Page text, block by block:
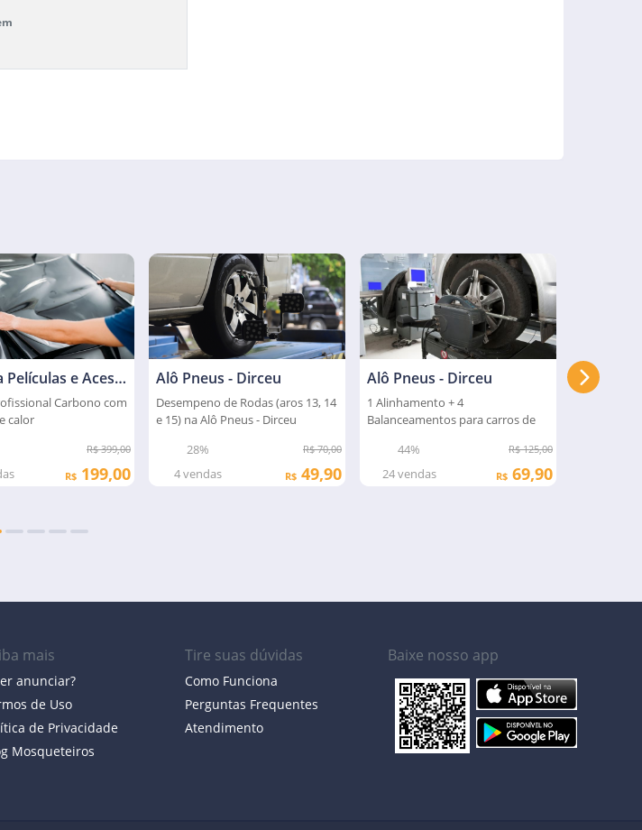
Teresina Películas e Acessórios
Carbono com
calor
R$ 399,00
R$ 199,00
Alô Pneus - Dirceu
Desempeno de Rodas (aros 13, 14
e 15) na Alô Pneus - Dirceu
28%
R$ 70,00
4vendas R$ 49,90
Alô Pneus - Dirceu
1 Alinhamento + 4
Balanceamentos para carros de
44% R$ 125,00
24vendas R$ 69,90
Chefe
mais
anunciar?
de Uso
de Privacidade
Mosqueteiros
Tire suas dúvidas
Como Funciona
Perguntas Frequentes
Atendimento
Baixe nosso app